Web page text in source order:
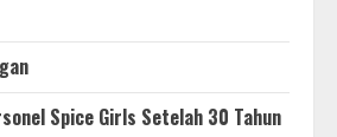
Spice Girls Setelah 30 Tahun